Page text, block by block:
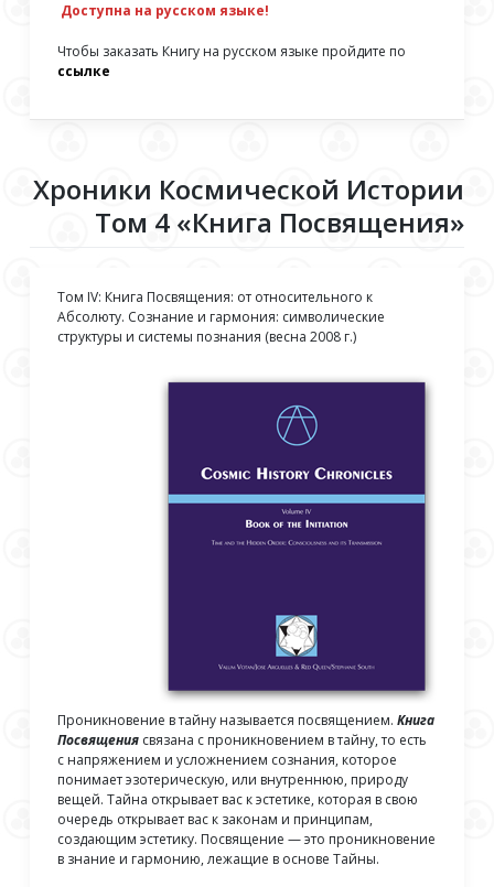
Доступна на русском языке!
Чтобы заказать Книгу на русском языке пройдите по
ссылке
Хроники Космической Истории
Том 4 «Книга Посвящения»
Том IV: Книга Посвящения: от относительного к
Абсолюту. Сознание и гармония: символические
структуры и системы познания (весна 2008 г.)
Проникновение в тайну называется посвящением.Книга
Посвящения связана с проникновением в тайну, то есть
с напряжением и усложнением сознания, которое
понимает эзотерическую, или внутреннюю, природу
вещей. Тайна открывает вас к эстетике, которая в свою
очередь открывает вас к законам и принципам,
создающим эстетику. Посвящение — это проникновение
в знание и гармонию, лежащие в основе Тайны.